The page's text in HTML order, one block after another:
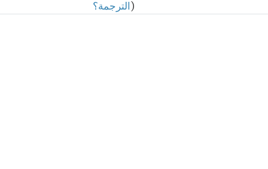
الترجمة؟)